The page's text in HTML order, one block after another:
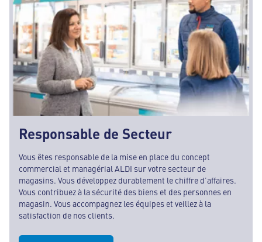
Responsable de Secteur
Vous êtes responsable de la mise en place du concept
commercial et managérial ALDI sur votre secteur de
magasins. Vous développez durablement le chiffre d’affaires.
Vous contribuez à la sécurité des biens et des personnes en
magasin. Vous accompagnez les équipes et veillez à la
satisfaction de nos clients.